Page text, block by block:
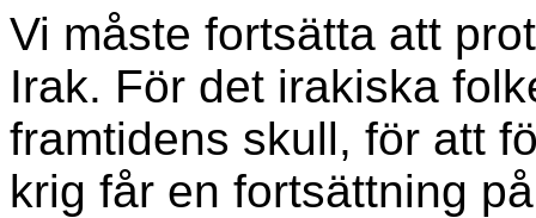
Vi måste fortsätta att
Irak. För det irakiska
framtidens skull, för att
krig får en fortsättning